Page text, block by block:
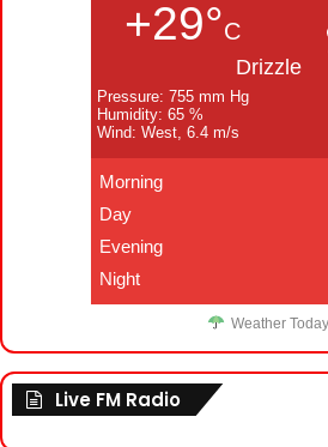
+29°C
Drizzle
Pressure: 755 mm Hg
Humidity: 65 %
Wind: West, 6.4 m/s
Morning
Day
Evening
Night
Weather Today
Live FM Radio